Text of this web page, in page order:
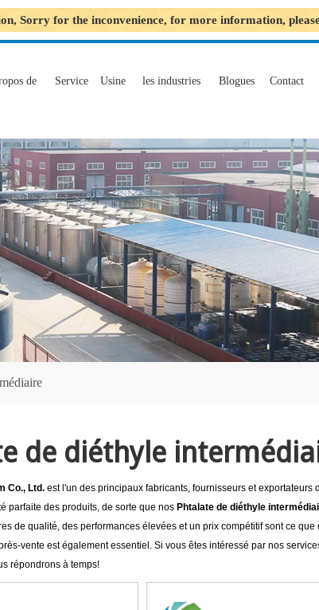
Sorry for the inconvenience, for more information,
de Service Usine les industries Blogues
Contact
de diéthyle
Co., Ltd. est l'un des principaux fabricants, fournisseurs et exportateurs
parfaite des produits, de sorte que nos Phtalate de diéthyle
de qualité, des performances élevées et un prix compétitif sont ce
vente est également essentiel. Si vous êtes intéressé par nos
répondrons à temps!